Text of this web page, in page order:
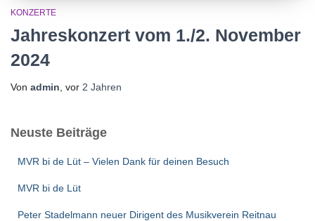
KONZERTE
Jahreskonzert vom 1./2. November
2024
Von admin , vor 2 Jahren
Neuste Beiträge
MVR bi de Lüt – Vielen Dank für deinen Besuch
MVR bi de Lüt
Peter Stadelmann neuer Dirigent des Musikverein Reitnau